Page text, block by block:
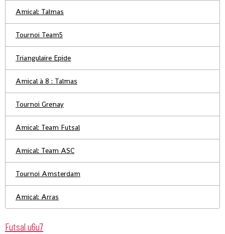
Amical: Talmas
Tournoi Team5
Triangulaire Epide
Amical à 8 : Talmas
Tournoi Grenay
Amical: Team Futsal
Amical: Team ASC
Tournoi Amsterdam
Amical: Arras
Futsal u6u7